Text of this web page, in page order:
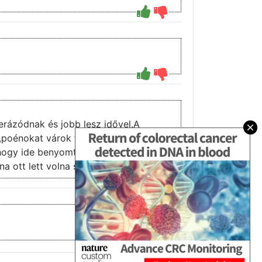
3
és jobb lesz idővel.A
várok tőle benne sokkal
ide benyomták.Remélem majd
ott lett volna sztori a javából.